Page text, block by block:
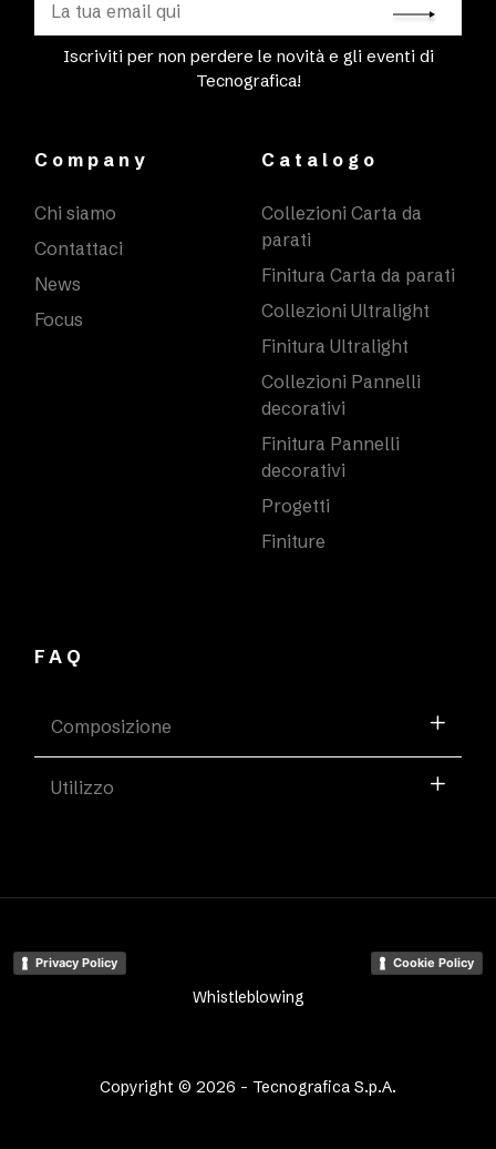
Iscriviti per non perdere le novità e gli eventi di
Tecnografica!
Company
Chi siamo
Contattaci
News
Focus
Catalogo
Collezioni Carta da
parati
Finitura Carta da parati
Collezioni Ultralight
Finitura Ultralight
Collezioni Pannelli
decorativi
Finitura Pannelli
decorativi
Progetti
Finiture
FAQ
Composizione
Utilizzo
Copyright © 2026 - Tecnografica S.p.A.
Privacy Policy Cookie Policy
Whistleblowing